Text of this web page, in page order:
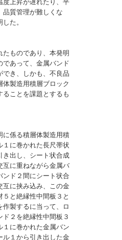
度上昇が遅れたり、平
品質管理が難しくな
た。
ものであり、本発明
であって、金属バンド
でき、しかも、不良品
製造用積層ブロック
ことを課題とするも
に係る積層体製造用積
１に巻かれた長尺帯状
き出し、シート状合成
互に重ねながら金属バ
ンド２間にシート状合
互に挟み込み、この金
と絶縁性中間板３と
製するに当って、ロ
２を絶縁性中間板３
１に巻かれた金属バン
ル１から引き出した金